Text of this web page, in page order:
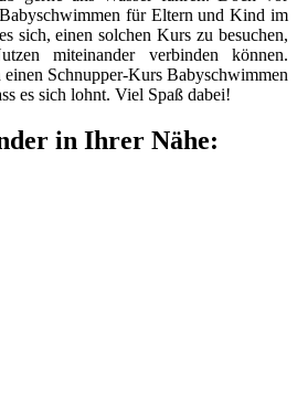
für Eltern und Kind im
sich, einen solchen Kurs zu besuchen,
miteinander verbinden können.
Schnupper-Kurs Babyschwimmen
es sich lohnt. Viel Spaß dabei!
in Ihrer Nähe: